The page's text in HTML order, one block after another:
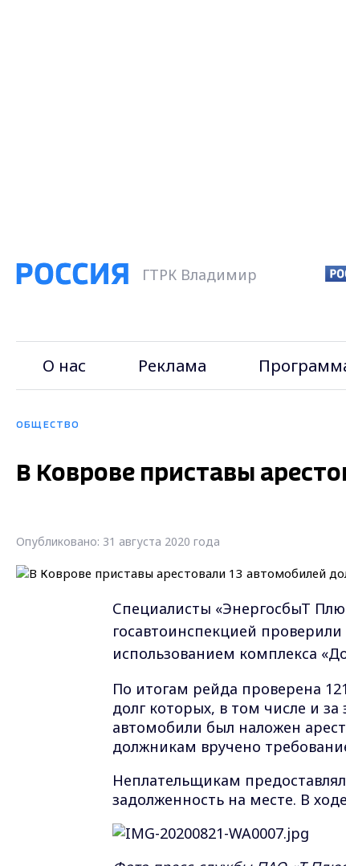
ГТРК Владимир
О нас Реклама
ОБЩЕСТВО
В Коврове приставы
Опубликовано: 31 августа 2020 года
Специалисты «ЭнергосбыТ
госавтоинспекцией
использованием комплекса
По итогам рейда проверена
долг которых, в том числе и
автомобили был наложен
должникам вручено
Неплательщикам
задолженность на месте. В